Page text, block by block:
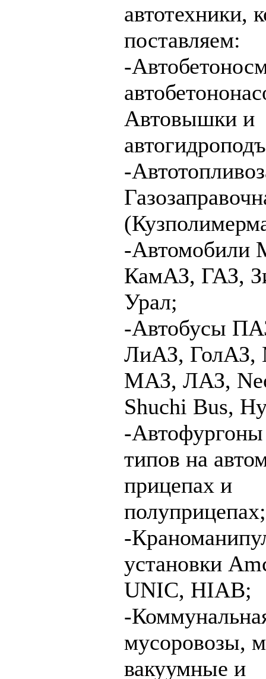
автотехники,
поставляем:
-
Автовышки и
-
-Автомобили
КамАЗ, ГАЗ,
Урал;
-Автобусы
ЛиАЗ, ГолАЗ,
МАЗ, ЛАЗ,
Shuchi Bus,
-
типов на
прицепах и
полуприцепах;
-
установки
UNIC, HIAB;
-
мусоровозы,
вакуумные и